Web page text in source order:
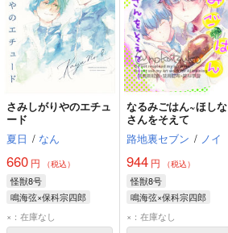
さみしがりやのエチュ
ード
夏日 / なん
660 円 （税込）
怪獣8号
鳴海弦×保科宗四郎
鳴海弦
保科宗四郎
×：在庫なし
なるみごはん~ほしな
さんをそえて
路地裏セブン / ノイ
944 円 （税込）
怪獣8号
鳴海弦×保科宗四郎
鳴海弦
保科宗四郎
×：在庫なし